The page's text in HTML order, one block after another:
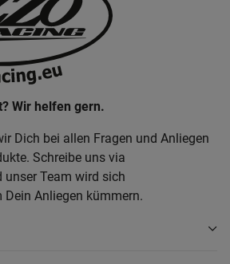
Wir helfen gern.
Dich bei allen Fragen und Anliegen
Schreibe uns via
Team wird sich
Anliegen kümmern.